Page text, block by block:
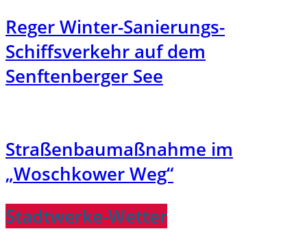
Reger Winter-Sanierungs-
Schiffsverkehr auf dem
Senftenberger See
Straßenbaumaßnahme im
„Woschkower Weg“
Stadtwerke-Wetter